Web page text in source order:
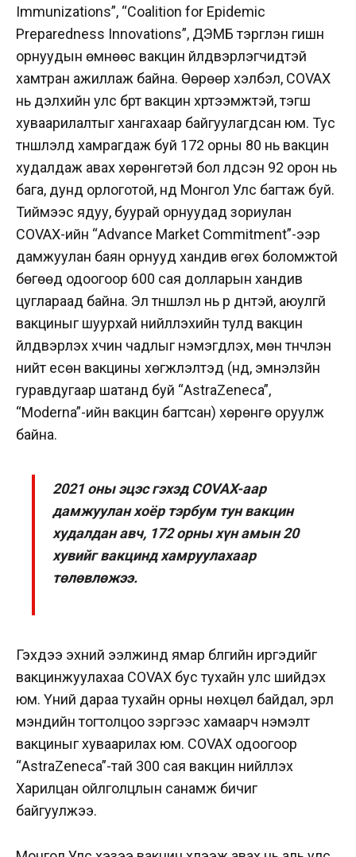
Immunizations”, “Coalition for Epidemic
Preparedness Innovations”, ДЭМБ тэргүүлэн гишүүн
орнуудын өмнөөс вакцин үйлдвэрлэгчидтэй
хамтран ажиллаж байна. Өөрөөр хэлбэл, COVAX
нь дэлхийн улс бүрт вакцин хүртээмжтэй, тэгш
хуваарилалтыг хангахаар байгуулагдсан юм. Тус
түншлэлд хамрагдаж буй 172 орны 80 нь вакцин
худалдаж авах хөрөнгөтэй бол үлдсэн 92 орон нь
бага, дунд орлоготой, үүнд Монгол Улс багтаж буй.
Тиймээс ядуу, буурай орнуудад зориулан
COVAX-ийн “Advance Market Commitment”-ээр
дамжуулан баян орнууд хандив өгөх боломжтой
бөгөөд одоогоор 600 сая долларын хандив
цуглараад байна. Эл түншлэл нь үр дүнтэй, аюулгүй
вакциныг шуурхай нийлүүлэхийн тулд вакцин
үйлдвэрлэх хүчин чадлыг нэмэгдүүлэх, мөн түүнчлэн
нийт есөн вакцины хөгжүүлэлтэд (үүнд, эмнэлзүйн
гуравдугаар шатанд буй “AstraZeneca”,
“Moderna”-ийн вакцин багтсан) хөрөнгө оруулж
байна.
2021 оны эцэс гэхэд COVAX-аар
дамжуулан хоёр тэрбум тун вакцин
худалдан авч, 172 орны хүн амын 20
хувийг вакцинд хамруулахаар
төлөвлөжээ.
Гэхдээ эхний ээлжинд ямар бүлгийн иргэдийг
вакцинжуулахаа COVAX бус тухайн улс шийдэх
юм. Үүний дараа тухайн орны нөхцөл байдал, эрүүл
мэндийн тогтолцоо зэргээс хамаарч нэмэлт
вакциныг хуваарилах юм. COVAX одоогоор
“AstraZeneca”-тай 300 сая вакцин нийлүүлэх
Харилцан ойлголцлын санамж бичиг
байгуулжээ.